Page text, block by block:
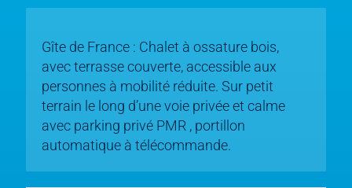
Gîte de France : Chalet à ossature bois,
avec terrasse couverte, accessible aux
personnes à mobilité réduite. Sur petit
terrain le long d’une voie privée et calme
avec parking privé PMR , portillon
automatique à télécommande.